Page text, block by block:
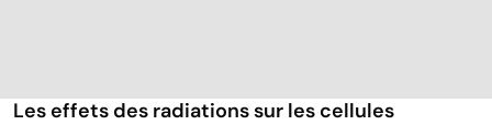
Les effets des radiations sur les cellules